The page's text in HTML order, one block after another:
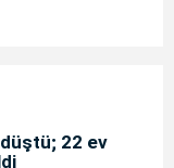
düştü; 22 ev